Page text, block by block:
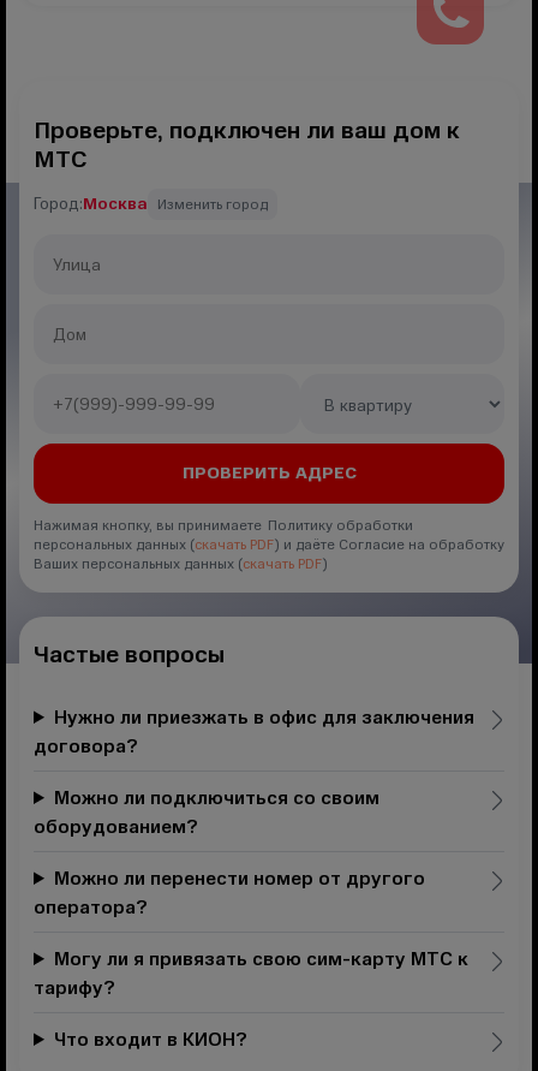
Проверьте, подключен ли ваш дом к
МТС
Город:Москва Изменить город
Нажимая кнопку, вы принимаете Политику обработки
персональных данных (скачать PDF) и даёте Согласие на обработку
Ваших персональных данных (скачать PDF)
Частые вопросы
Нужно ли приезжать в офис для заключения
договора?
Можно ли подключиться со своим
оборудованием?
Можно ли перенести номер от другого
оператора?
Могу ли я привязать свою сим-карту МТС к
тарифу?
Что входит в КИОН?